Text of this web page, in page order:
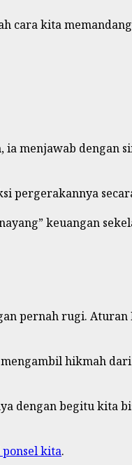
cara kita
menjawab dengan
pergerakannya
keuangan
pernah rugi. Aturan
hikmah
dengan begitu kita
kita.